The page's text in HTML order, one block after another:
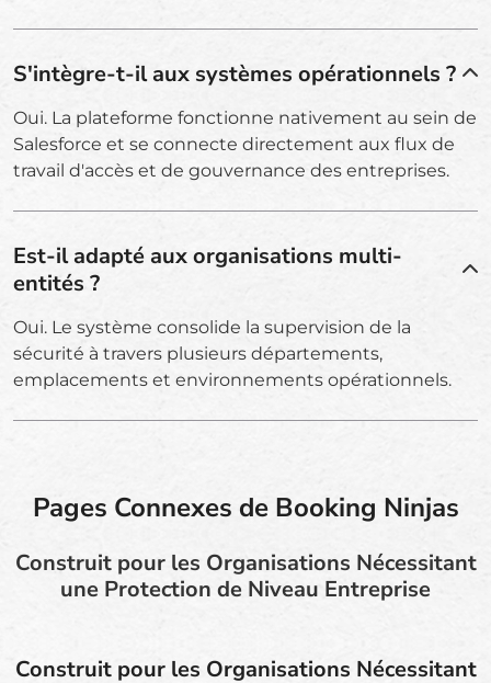
S'intègre-t-il aux systèmes opérationnels ?
Oui. La plateforme fonctionne nativement au sein de
Salesforce et se connecte directement aux flux de
travail d'accès et de gouvernance des entreprises.
Est-il adapté aux organisations multi-
entités ?
Oui. Le système consolide la supervision de la
sécurité à travers plusieurs départements,
emplacements et environnements opérationnels.
Pages Connexes de Booking Ninjas
Construit pour les Organisations Nécessitant
une Protection de Niveau Entreprise
Construit pour les Organisations Nécessitant